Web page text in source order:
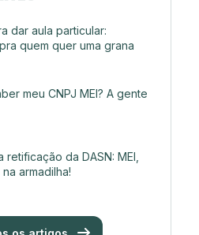
dar aula particular:
quem quer uma grana
meu CNPJ MEI? A gente
retificação da DASN: MEI,
armadilha!